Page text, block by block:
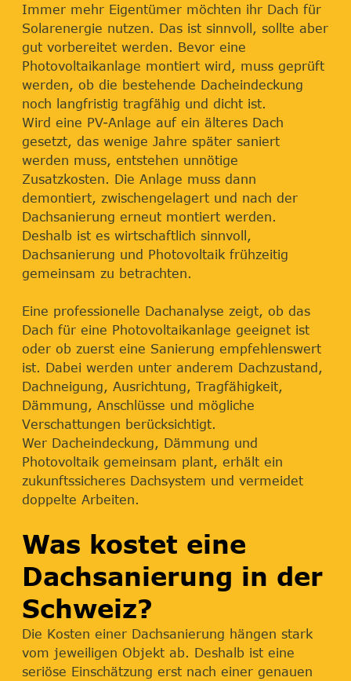
Immer mehr Eigentümer möchten ihr Dach für
Solarenergie nutzen. Das ist sinnvoll, sollte aber
gut vorbereitet werden. Bevor eine
Photovoltaikanlage montiert wird, muss geprüft
werden, ob die bestehende Dacheindeckung
noch langfristig tragfähig und dicht ist.
Wird eine PV-Anlage auf ein älteres Dach
gesetzt, das wenige Jahre später saniert
werden muss, entstehen unnötige
Zusatzkosten. Die Anlage muss dann
demontiert, zwischengelagert und nach der
Dachsanierung erneut montiert werden.
Deshalb ist es wirtschaftlich sinnvoll,
Dachsanierung und Photovoltaik frühzeitig
gemeinsam zu betrachten.
Eine professionelle Dachanalyse zeigt, ob das
Dach für eine Photovoltaikanlage geeignet ist
oder ob zuerst eine Sanierung empfehlenswert
ist. Dabei werden unter anderem Dachzustand,
Dachneigung, Ausrichtung, Tragfähigkeit,
Dämmung, Anschlüsse und mögliche
Verschattungen berücksichtigt.
Wer Dacheindeckung, Dämmung und
Photovoltaik gemeinsam plant, erhält ein
zukunftssicheres Dachsystem und vermeidet
doppelte Arbeiten.
Was kostet eine
Dachsanierung in der
Schweiz?
Die Kosten einer Dachsanierung hängen stark
vom jeweiligen Objekt ab. Deshalb ist eine
seriöse Einschätzung erst nach einer genauen